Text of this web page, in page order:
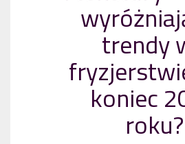
trendy
koniec
roku?